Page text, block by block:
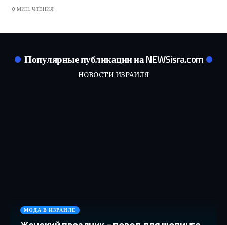
0 МИН. ЧТЕНИЯ
Популярные публикации на NEWSisra.com
НОВОСТИ ИЗРАИЛЯ
МОДА В ИЗРАИЛЕ